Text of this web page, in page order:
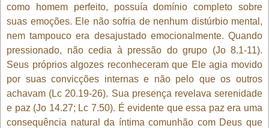
como homem perfeito, possuía domínio completo sobre
suas emoções. Ele não sofria de nenhum distúrbio mental,
nem tampouco era desajustado emocionalmente. Quando
pressionado, não cedia à pressão do grupo (Jo 8.1-11).
Seus próprios algozes reconheceram que Ele agia movido
por suas convicções internas e não pelo que os outros
achavam (Lc 20.19-26). Sua presença revelava serenidade
e paz (Jo 14.27; Lc 7.50). É evidente que essa paz era uma
consequência natural da íntima comunhão com Deus que